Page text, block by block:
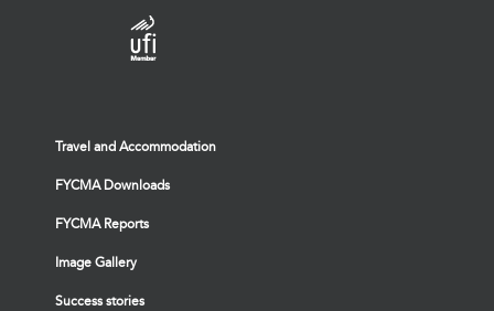
Travel and Accommodation
FYCMA Downloads
FYCMA Reports
Image Gallery
Success stories